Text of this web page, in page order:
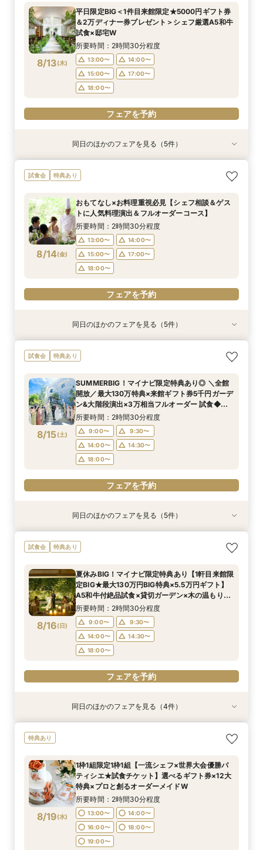
8/13(木)
平日限定BIG＜1件目来館限定★5000円ギフト券
＆2万ディナー券プレゼント＞シェフ厳選A5和牛
試食×邸宅W
所要時間：2時間30分程度
13:00〜
14:00〜
15:00〜
17:00〜
18:00〜
フェアを予約
特典あり
8/13(木)
【90分クイック】後日使えるレストランチケッ
ト付＊お気軽相談
13:00〜
14:00〜
15:00〜
17:00〜
18:00〜
フェアを予約
特典あり
8/13(木)
おもてなし×お料理重視必見【シェフ相談＆ゲス
トに人気料理演出＆フルオーダーコース】
13:00〜
14:00〜
15:00〜
17:00〜
18:00〜
フェアを予約
特典あり
8/13(木)
1枠1組限定【一流シェフ×世界大会優勝パティシ
エ★コース試食】選べるギフト券×12大特典×プ
所要時間：2時間30分程度
16:00〜
18:00〜
19:00〜
フェアを予約
特典あり
8/13(木)
【複数会場検討の方★プロ集団と創る】会場＆見
積など徹底比較
13:00〜
14:00〜
16:00〜
18:00〜
18:30〜
フェアを予約
特典あり
8/13(木)
【ペットと一緒に貸切W】リングドッグ＆専用衣
装など12大特典付
13:00〜
14:00〜
16:00〜
18:00〜
18:30〜
フェアを予約
同日のほかのフェアを見る（5件）
試食会 特典あり
8/14(金)
おもてなし×お料理重視必見【シェフ相談＆ゲス
トに人気料理演出＆フルオーダーコース】
所要時間：2時間30分程度
13:00〜
14:00〜
15:00〜
17:00〜
18:00〜
フェアを予約
特典あり
8/14(金)
【90分クイック】後日使えるレストランチケッ
ト付＊お気軽相談
13:00〜
14:00〜
15:00〜
17:00〜
18:00〜
フェアを予約
特典あり
8/14(金)
1枠1組限定【一流シェフ×世界大会優勝パティシ
エ★コース試食】選べるギフト券×12大特典×プ
所要時間：2時間30分程度
13:00〜
14:00〜
16:00〜
18:00〜
19:00〜
フェアを予約
特典あり
8/14(金)
平日限定BIG＜1件目来館限定★5000円ギフト券
＆2万ディナー券プレゼント＞シェフ厳選A5和牛
所要時間：2時間30分程度
13:00〜
14:00〜
15:00〜
17:00〜
18:00〜
フェアを予約
特典あり
8/14(金)
【複数会場検討の方★プロ集団と創る】会場＆見
積など徹底比較
13:00〜
14:00〜
16:00〜
18:00〜
18:30〜
フェアを予約
特典あり
8/14(金)
【ペットと一緒に貸切W】リングドッグ＆専用衣
装など12大特典付
13:00〜
14:00〜
16:00〜
18:00〜
18:30〜
フェアを予約
同日のほかのフェアを見る（5件）
試食会 特典あり
8/15(土)
SUMMERBIG！マイナビ限定特典あり◎ ＼全館
開放／最大130万特典×来館ギフト券5千円ガーデ
ン&大階段演出×3万相当フルオーダー 試食◆一
流シェフカウンセ リング×NGナシ★1組貸切
所要時間：2時間30分程度
9:00〜
9:30〜
14:00〜
14:30〜
18:00〜
フェアを予約
特典あり
8/15(土)
【月1限定★来館5千円ギフト券＆12大特典】名
駅無料送迎バス付＆ペットOK＆厳選A5和牛×オ
ピ★デザートブッフェ40名様分プレゼント！
所要時間：2時間30分程度
9:00〜
9:30〜
14:00〜
14:30〜
18:00〜
フェアを予約
特典あり
8/15(土)
マイナビ限定BIG＜初見学の方◆7万ギフト＞名
駅～ゲスト全員送迎付×ガーデン邸宅貸切×A5和
所要時間：2時間30分程度
9:00〜
9:30〜
14:00〜
14:30〜
18:00〜
フェアを予約
特典あり
8/15(土)
1枠1組【ペットと一緒に楽しむ結婚式♪】1組貸切
邸宅で安心×ペット特典付限定12大特典！
9:00〜
9:30〜
14:00〜
14:30〜
18:00〜
フェアを予約
特典あり
8/15(土)
【複数会場検討の方】会場＆見積＆準備サポート
など徹底比較相談
9:00〜
9:30〜
14:00〜
14:30〜
18:00〜
フェアを予約
特典あり
8/15(土)
【90分クイック】後日使えるレストランチケッ
ト付＊お気軽相談
9:00〜
9:30〜
14:00〜
14:30〜
18:00〜
フェアを予約
同日のほかのフェアを見る（5件）
試食会 特典あり
8/16(日)
夏休みBIG！マイナビ限定特典あり【1軒目来館限
定BIG★最大130万円BIG特典×5.5万円ギフト】
A5和牛付絶品試食×貸切ガーデン×木の温もりが
包み込むチャペル体験
所要時間：2時間30分程度
9:00〜
9:30〜
14:00〜
14:30〜
18:00〜
フェアを予約
特典あり
8/16(日)
【月1限定★来館5千円ギフト券＆12大特典】名
ピ★デザートブッフェ40名様分プレゼント！
所要時間：2時間30分程度
9:00〜
9:30〜
14:00〜
14:30〜
18:00〜
フェアを予約
特典あり
8/16(日)
1枠1組【ペットと一緒に楽しむ結婚式♪】1組貸切
9:00〜
9:30〜
14:00〜
14:30〜
18:00〜
フェアを予約
特典あり
8/16(日)
【複数会場検討の方】会場＆見積＆準備サポート
9:00〜
9:30〜
14:00〜
14:30〜
18:00〜
フェアを予約
特典あり
8/16(日)
【90分クイック】後日使えるレストランチケッ
9:00〜
9:30〜
14:00〜
14:30〜
18:00〜
フェアを予約
同日のほかのフェアを見る（4件）
特典あり
8/19(水)
1枠1組限定1枠1組【一流シェフ×世界大会優勝パ
ティシエ★試食チケット】選べるギフト券×12大
特典×プロと創るオーダーメイドW
所要時間：2時間30分程度
13:00〜
14:00〜
16:00〜
18:00〜
19:00〜